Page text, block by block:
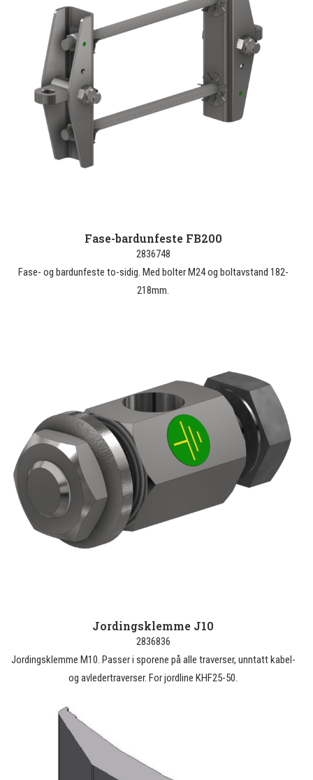
Fase-bardunfeste FB200
2836748
Fase- og bardunfeste to-sidig. Med bolter M24 og boltavstand 182-
218mm.
Jordingsklemme J10
2836836
Jordingsklemme M10. Passer i sporene på alle traverser, unntatt kabel-
og avledertraverser. For jordline KHF25-50.